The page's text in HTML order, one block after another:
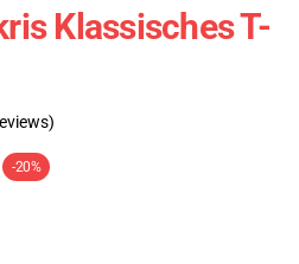
Klassisches T-
-20%